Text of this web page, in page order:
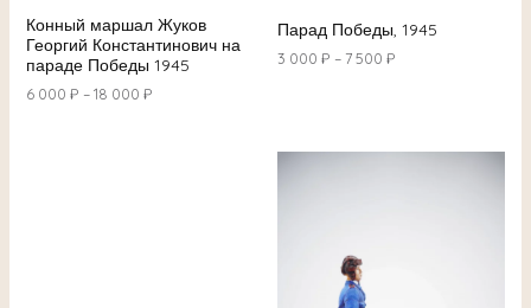
Конный маршал Жуков
Георгий Константинович на
параде Победы 1945
6 000 ₽ –18 000 ₽
Парад Победы, 1945
3 000 ₽ – 7 500 ₽